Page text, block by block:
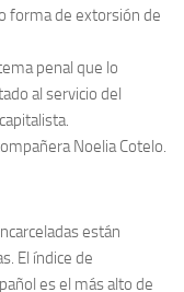
forma de extorsión de
penal que lo
al servicio del
Noelia Cotelo.
están
El índice de
es el más alto de